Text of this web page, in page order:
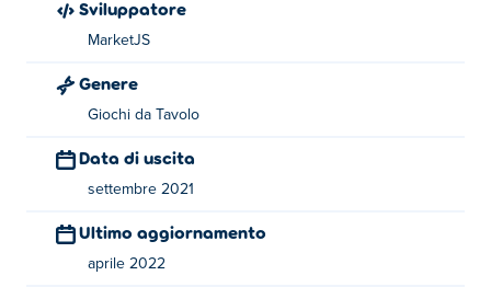
Mine Sweeper,Mine Sweeper
mahjong-pyramids, unblock-it,
Love Calculator
Super Girl Story
Sviluppatore
MarketJS
Genere
Giochi da Tavolo
Data di uscita
settembre 2021
Ultimo aggiornamento
aprile 2022